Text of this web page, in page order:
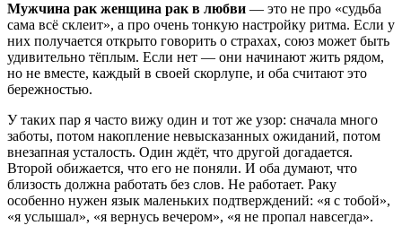
Мужчина рак женщина рак в любви — это не про «судьба
сама всё склеит», а про очень тонкую настройку ритма. Если у
них получается открыто говорить о страхах, союз может быть
удивительно тёплым. Если нет — они начинают жить рядом,
но не вместе, каждый в своей скорлупе, и оба считают это
бережностью.
У таких пар я часто вижу один и тот же узор: сначала много
заботы, потом накопление невысказанных ожиданий, потом
внезапная усталость. Один ждёт, что другой догадается.
Второй обижается, что его не поняли. И оба думают, что
близость должна работать без слов. Не работает. Раку
особенно нужен язык маленьких подтверждений: «я с тобой»,
«я услышал», «я вернусь вечером», «я не пропал навсегда».